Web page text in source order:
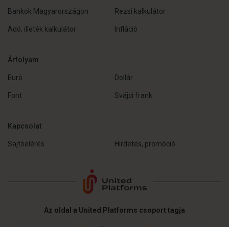
Bankok Magyarországon Rezsi kalkulátor
Adó, illeték kalkulátor Infláció
Árfolyam
Euró Dollár
Font Svájci frank
Kapcsolat
Sajtóelérés Hirdetés, promóció
Az oldal a United Platforms csoport tagja